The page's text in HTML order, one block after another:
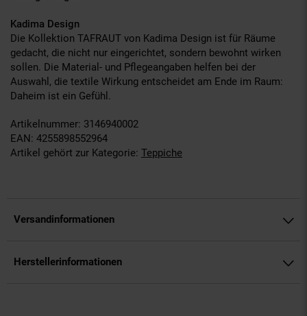
Kadima Design
Die Kollektion TAFRAUT von Kadima Design ist für Räume
gedacht, die nicht nur eingerichtet, sondern bewohnt wirken
sollen. Die Material- und Pflegeangaben helfen bei der
Auswahl, die textile Wirkung entscheidet am Ende im Raum:
Daheim ist ein Gefühl.
Artikelnummer: 3146940002
EAN: 4255898552964
Artikel gehört zur Kategorie: Teppiche
Versandinformationen
Herstellerinformationen